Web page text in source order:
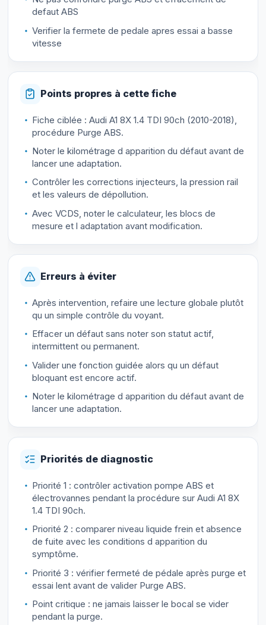
defaut ABS
Verifier la fermete de pedale apres essai a basse
vitesse
Points propres à cette fiche
Fiche ciblée : Audi A1 8X 1.4 TDI 90ch (2010-2018),
procédure Purge ABS.
Noter le kilométrage d apparition du défaut avant de
lancer une adaptation.
Contrôler les corrections injecteurs, la pression rail
et les valeurs de dépollution.
Avec VCDS, noter le calculateur, les blocs de
mesure et l adaptation avant modification.
Erreurs à éviter
Après intervention, refaire une lecture globale plutôt
qu un simple contrôle du voyant.
Effacer un défaut sans noter son statut actif,
intermittent ou permanent.
Valider une fonction guidée alors qu un défaut
bloquant est encore actif.
Noter le kilométrage d apparition du défaut avant de
lancer une adaptation.
Priorités de diagnostic
Priorité 1 : contrôler activation pompe ABS et
électrovannes pendant la procédure sur Audi A1 8X
1.4 TDI 90ch.
Priorité 2 : comparer niveau liquide frein et absence
de fuite avec les conditions d apparition du
symptôme.
Priorité 3 : vérifier fermeté de pédale après purge et
essai lent avant de valider Purge ABS.
Point critique : ne jamais laisser le bocal se vider
pendant la purge.